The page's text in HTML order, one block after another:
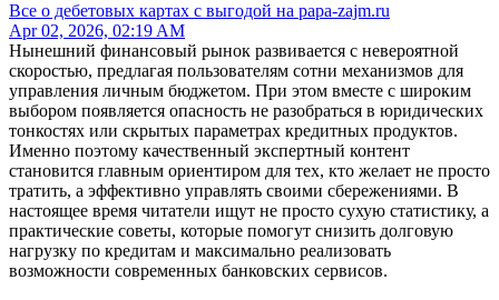
Все о дебетовых картах с выгодой на papa-zajm.ru
Apr 02, 2026, 02:19 AM
Нынешний финансовый рынок развивается с невероятной
скоростью, предлагая пользователям сотни механизмов для
управления личным бюджетом. При этом вместе с широким
выбором появляется опасность не разобраться в юридических
тонкостях или скрытых параметрах кредитных продуктов.
Именно поэтому качественный экспертный контент
становится главным ориентиром для тех, кто желает не просто
тратить, а эффективно управлять своими сбережениями. В
настоящее время читатели ищут не просто сухую статистику, а
практические советы, которые помогут снизить долговую
нагрузку по кредитам и максимально реализовать
возможности современных банковских сервисов.